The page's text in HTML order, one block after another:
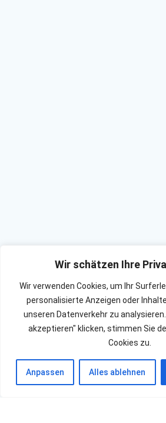
Wir schätzen Ihre
Wir verwenden Cookies, um Ihr
personalisierte Anzeigen oder
unseren Datenverkehr zu analysieren.
akzeptieren" klicken, stimmen Sie
Cookies zu.
Anpassen Alles ablehnen